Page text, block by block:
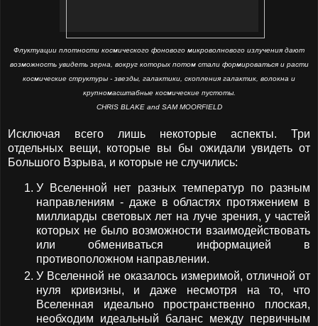
Флуктуации плотности космического фонового микроволнового излучения дают
возможность увидеть зерна, вокруг которых потом стали формироваться и расти
космические структуры - звезды, галактики, скопления галактик, волокна и
крупномасштабные космические пустоты.
CHRIS BLAKE and SAM MOORFIELD
Исключая всего лишь некоторые аспекты. Три
отдельных вещи, которые вы бы ожидали увидеть от
Большого Взрыва, и которые не случились:
У Вселенной нет разных температур по разным
направлениям - даже в областях протяжением в
миллиарды световых лет на луче зрения, у частей
которых не было возможности взаимодействовать
или обмениваться информацией в
противоположном направлении.
У Вселенной не оказалось измеримой, отличной от
нуля кривизны, и даже несмотря на то, что
Вселенная идеально пространственно плоская,
необходим идеальный баланс между первичным